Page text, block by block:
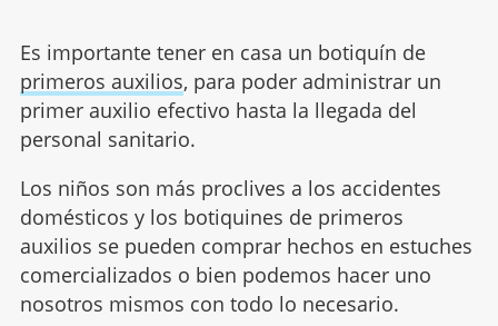
Es importante tener en casa un botiquín de
primeros auxilios, para poder administrar un
primer auxilio efectivo hasta la llegada del
personal sanitario.
Los niños son más proclives a los accidentes
domésticos y los botiquines de primeros
auxilios se pueden comprar hechos en estuches
comercializados o bien podemos hacer uno
nosotros mismos con todo lo necesario.